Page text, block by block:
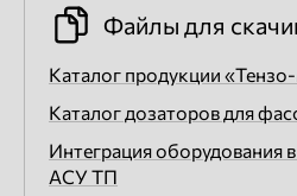
Файлы для
Каталог продукции
Каталог дозаторов для
Интеграция оборудования
АСУ ТП